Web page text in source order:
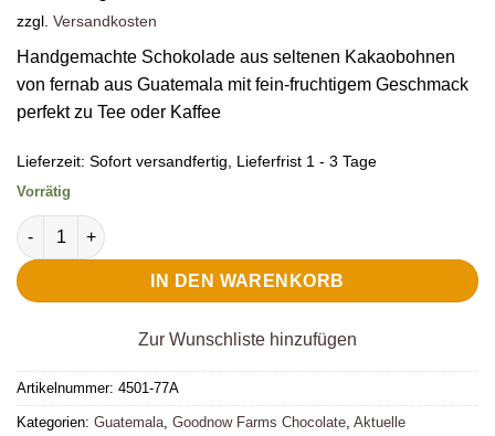
zzgl. Versandkosten
Handgemachte Schokolade aus seltenen Kakaobohnen
von fernab aus Guatemala mit fein-fruchtigem Geschmack
perfekt zu Tee oder Kaffee
Lieferzeit: Sofort versandfertig, Lieferfrist 1 - 3 Tage
Vorrätig
Goodnow Farms Dunkle Schokolade Guatemala Asochivite
IN DEN WARENKORB
Zur Wunschliste hinzufügen
Artikelnummer: 4501-77A
Kategorien: Guatemala Goodnow Farms Chocolate Aktuelle